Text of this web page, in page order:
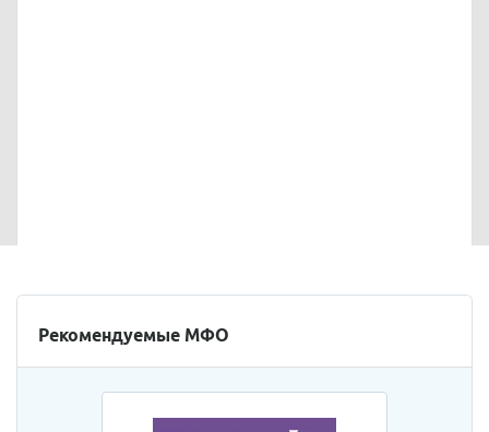
Рекомендуемые МФО